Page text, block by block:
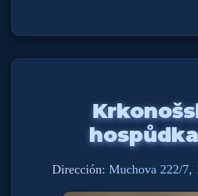
Dirección: Muchova 222/7,